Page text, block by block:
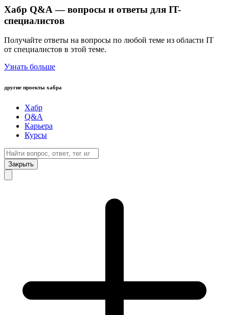
Хабр Q&A — вопросы и ответы для IT-
специалистов
Получайте ответы на вопросы по любой теме из области IT
от специалистов в этой теме.
Узнать больше
другие проекты хабра
Хабр
Q&A
Карьера
Курсы
Закрыть